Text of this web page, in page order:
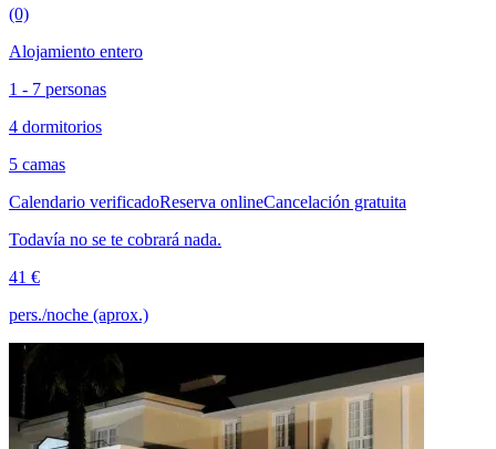
(0)
Alojamiento entero
1 - 7 personas
4 dormitorios
5 camas
Calendario verificadoReserva onlineCancelación gratuita
Todavía no se te cobrará nada.
41 €
pers./noche (aprox.)